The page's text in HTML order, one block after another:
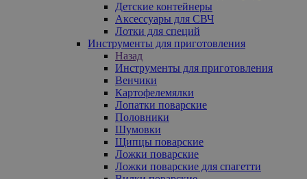
Детские контейнеры
Аксессуары для СВЧ
Лотки для специй
Инструменты для приготовления
Назад
Инструменты для приготовления
Венчики
Картофелемялки
Лопатки поварские
Половники
Шумовки
Щипцы поварские
Ложки поварские
Ложки поварские для спагетти